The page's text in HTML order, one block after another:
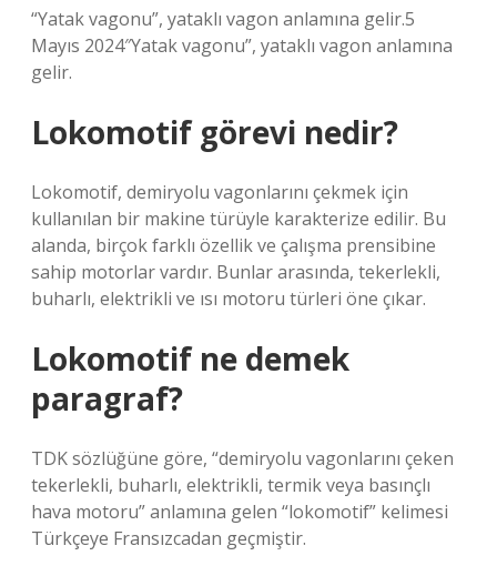
“Yatak vagonu”, yataklı vagon anlamına gelir.5
Mayıs 2024″Yatak vagonu”, yataklı vagon anlamına
gelir.
Lokomotif görevi nedir?
Lokomotif, demiryolu vagonlarını çekmek için
kullanılan bir makine türüyle karakterize edilir. Bu
alanda, birçok farklı özellik ve çalışma prensibine
sahip motorlar vardır. Bunlar arasında, tekerlekli,
buharlı, elektrikli ve ısı motoru türleri öne çıkar.
Lokomotif ne demek
paragraf?
TDK sözlüğüne göre, “demiryolu vagonlarını çeken
tekerlekli, buharlı, elektrikli, termik veya basınçlı
hava motoru” anlamına gelen “lokomotif” kelimesi
Türkçeye Fransızcadan geçmiştir.